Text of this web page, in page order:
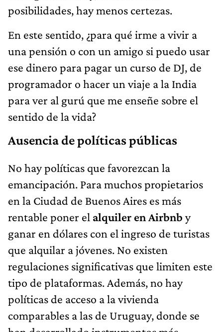
posibilidades, hay menos certezas.
En este sentido, ¿para qué irme a vivir a
una pensión o con un amigo si puedo usar
ese dinero para pagar un curso de DJ, de
programador o hacer un viaje a la India
para ver al gurú que me enseñe sobre el
sentido de la vida?
Ausencia de políticas públicas
No hay políticas que favorezcan la
emancipación. Para muchos propietarios
en la Ciudad de Buenos Aires es más
rentable poner el alquiler en Airbnb y
ganar en dólares con el ingreso de turistas
que alquilar a jóvenes. No existen
regulaciones significativas que limiten este
tipo de plataformas. Además, no hay
políticas de acceso a la vivienda
comparables a las de Uruguay, donde se